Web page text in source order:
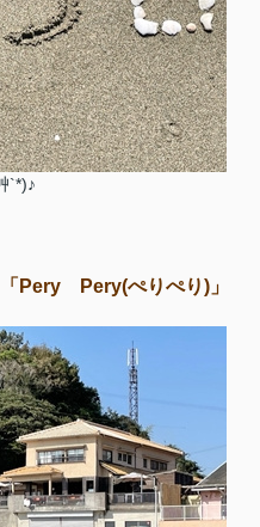
`*)♪
「Pery Pery(ぺりぺり)」